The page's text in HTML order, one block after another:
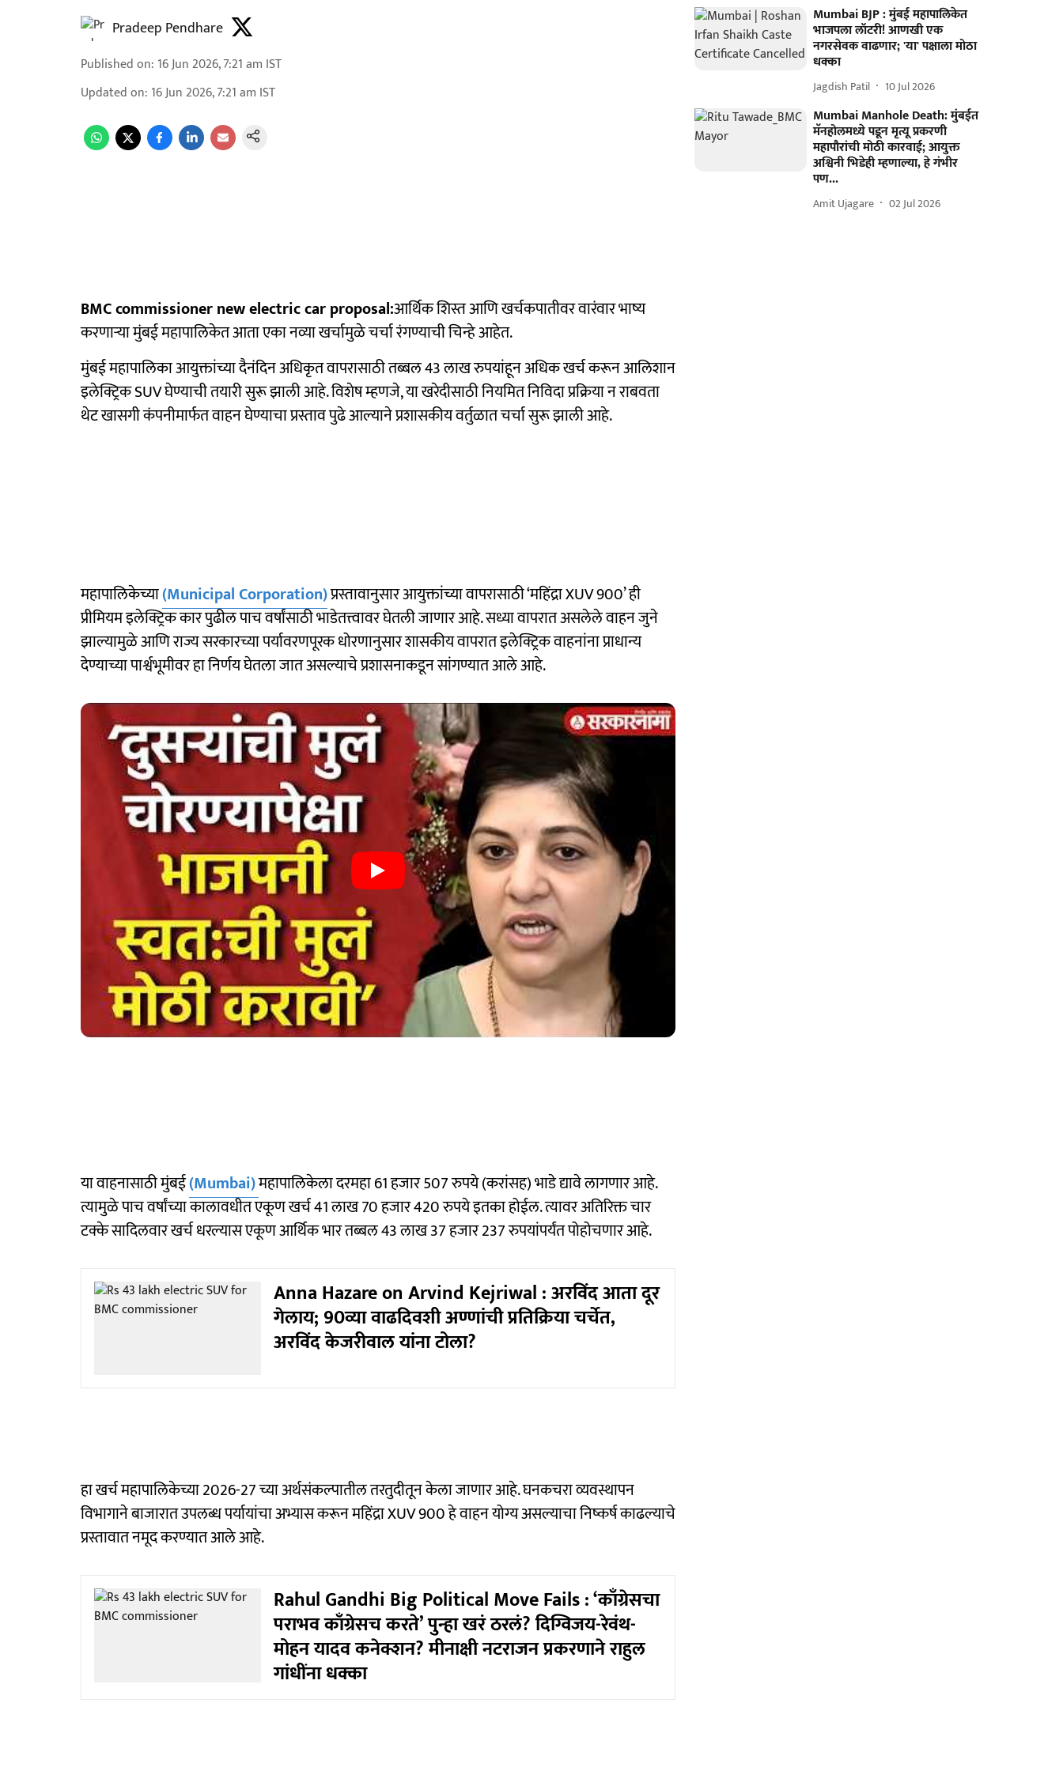
Pradeep Pendhare
Published on: 16 Jun 2026, 7:21 am IST
Updated on: 16 Jun 2026, 7:21 am IST
BMC commissioner new electric car proposal:आर्थिक शिस्त आणि खर्चकपातीवर वारंवार भाष्य
करणाऱ्या मुंबई महापालिकेत आता एका नव्या खर्चामुळे चर्चा रंगण्याची चिन्हे आहेत.
मुंबई महापालिका आयुक्तांच्या दैनंदिन अधिकृत वापरासाठी तब्बल 43 लाख रुपयांहून अधिक खर्च करून आलिशान
इलेक्ट्रिक SUV घेण्याची तयारी सुरू झाली आहे. विशेष म्हणजे, या खरेदीसाठी नियमित निविदा प्रक्रिया न राबवता
थेट खासगी कंपनीमार्फत वाहन घेण्याचा प्रस्ताव पुढे आल्याने प्रशासकीय वर्तुळात चर्चा सुरू झाली आहे.
महापालिकेच्या(Municipal Corporation)प्रस्तावानुसार आयुक्तांच्या वापरासाठी ‘महिंद्रा XUV 900’ ही
प्रीमियम इलेक्ट्रिक कार पुढील पाच वर्षांसाठी भाडेतत्त्वावर घेतली जाणार आहे. सध्या वापरात असलेले वाहन जुने
झाल्यामुळे आणि राज्य सरकारच्या पर्यावरणपूरक धोरणानुसार शासकीय वापरात इलेक्ट्रिक वाहनांना प्राधान्य
देण्याच्या पार्श्वभूमीवर हा निर्णय घेतला जात असल्याचे प्रशासनाकडून सांगण्यात आले आहे.
या वाहनासाठी मुंबई(Mumbai)महापालिकेला दरमहा 61 हजार 507 रुपये (करांसह) भाडे द्यावे लागणार आहे.
त्यामुळे पाच वर्षांच्या कालावधीत एकूण खर्च 41 लाख 70 हजार 420 रुपये इतका होईल. त्यावर अतिरिक्त चार
टक्के सादिलवार खर्च धरल्यास एकूण आर्थिक भार तब्बल 43 लाख 37 हजार 237 रुपयांपर्यंत पोहोचणार आहे.
Anna Hazare on Arvind Kejriwal : अरविंद आता दूर
गेलाय; 90व्या वाढदिवशी अण्णांची प्रतिक्रिया चर्चेत,
अरविंद केजरीवाल यांना टोला?
हा खर्च महापालिकेच्या 2026-27 च्या अर्थसंकल्पातील तरतुदीतून केला जाणार आहे. घनकचरा व्यवस्थापन
विभागाने बाजारात उपलब्ध पर्यायांचा अभ्यास करून महिंद्रा XUV 900 हे वाहन योग्य असल्याचा निष्कर्ष काढल्याचे
प्रस्तावात नमूद करण्यात आले आहे.
Rahul Gandhi Big Political Move Fails : ‘काँग्रेसचा
पराभव काँग्रेसच करते’ पुन्हा खरं ठरलं? दिग्विजय-रेवंथ-
मोहन यादव कनेक्शन? मीनाक्षी नटराजन प्रकरणाने राहुल
गांधींना धक्का
Mumbai BJP : मुंबई महापालिकेत
भाजपला लॉटरी! आणखी एक
नगरसेवक वाढणार; 'या' पक्षाला मोठा
धक्का
Jagdish Patil 10 Jul 2026
Mumbai Manhole Death: मुंबईत
मॅनहोलमध्ये पडून मृत्यू प्रकरणी
महापौरांची मोठी कारवाई; आयुक्त
अश्विनी भिडेही म्हणाल्या, हे गंभीर
पण...
Amit Ujagare 02 Jul 2026